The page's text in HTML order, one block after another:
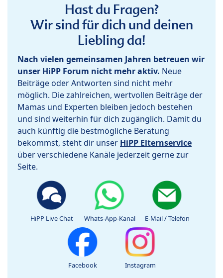
Hast du Fragen?
Wir sind für dich und deinen
Liebling da!
Nach vielen gemeinsamen Jahren betreuen wir
unser HiPP Forum nicht mehr aktiv. Neue
Beiträge oder Antworten sind nicht mehr
möglich. Die zahlreichen, wertvollen Beiträge der
Mamas und Experten bleiben jedoch bestehen
und sind weiterhin für dich zugänglich. Damit du
auch künftig die bestmögliche Beratung
bekommst, steht dir unser HiPP Elternservice
über verschiedene Kanäle jederzeit gerne zur
Seite.
HiPP Live Chat Whats-App-Kanal E-Mail / Telefon
Facebook Instagram